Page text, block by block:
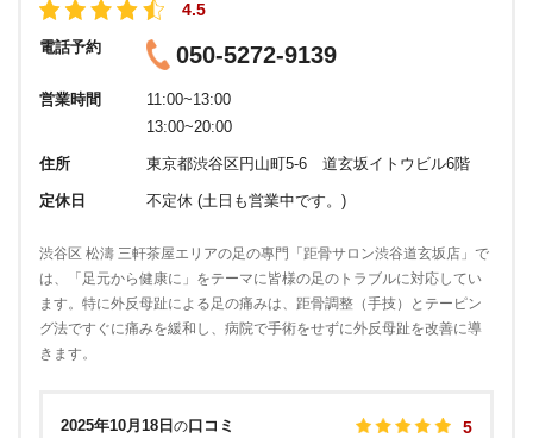
4.5
電話予約 050-5272-9139
営業時間
11:00~13:00
13:00~20:00
住所 東京都渋谷区円山町5-6 道玄坂イトウビル6階
定休日 不定休 (土日も営業中です。)
渋谷区 松濤 三軒茶屋エリアの足の專門「距骨サロン渋谷道玄坂店」で
は、「足元から健康に」をテーマに皆様の足のトラブルに対応してい
ます。特に外反母趾による足の痛みは、距骨調整（手技）とテーピン
グ法ですぐに痛みを緩和し、病院で手術をせずに外反母趾を改善に導
きます。
2025年10月18日 の口コミ 5